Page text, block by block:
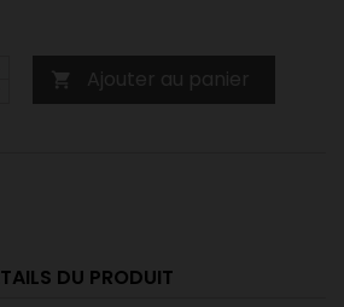
 Ajouter au panier
DU PRODUIT